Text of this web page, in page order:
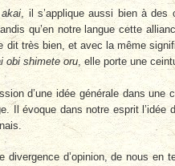
akai, il s’applique aussi bien à des
qu’en notre langue cette
dit très bien, et avec la même
obi shimete oru, elle porte une
d’une idée géné­rale dans
Il évoque dans notre esprit l’idée
d’opinion, de nous en